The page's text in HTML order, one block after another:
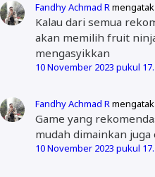
Fandhy Achmad R
Kalau dari semua
akan memilih fruit
mengasyikkan
10 November 2023 pukul
Fandhy Achmad R
Game yang
mudah dimainkan
10 November 2023 pukul